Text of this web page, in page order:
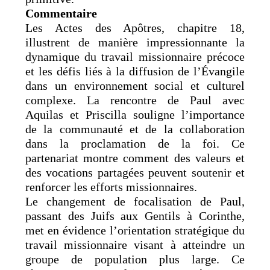
Commentaire
Les Actes des Apôtres, chapitre 18,
illustrent de manière impressionnante la
dynamique du travail missionnaire précoce
et les défis liés à la diffusion de l’Évangile
dans un environnement social et culturel
complexe. La rencontre de Paul avec
Aquilas et Priscilla souligne l’importance
de la communauté et de la collaboration
dans la proclamation de la foi. Ce
partenariat montre comment des valeurs et
des vocations partagées peuvent soutenir et
renforcer les efforts missionnaires.
Le changement de focalisation de Paul,
passant des Juifs aux Gentils à Corinthe,
met en évidence l’orientation stratégique du
travail missionnaire visant à atteindre un
groupe de population plus large. Ce